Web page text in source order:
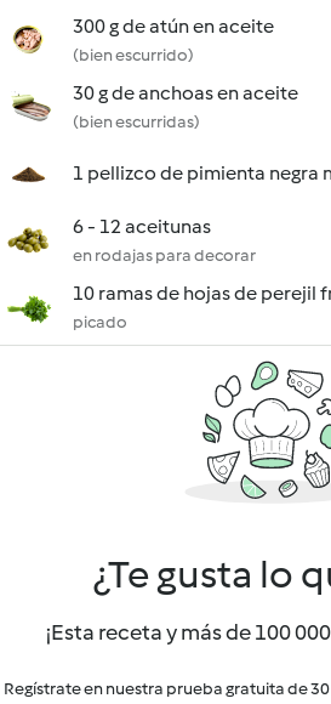
300 g de atún en aceite
(bien escurrido)
30 g de anchoas en aceite
(bien escurridas)
1 pellizco de pimienta negra
6 - 12 aceitunas
en rodajas para decorar
10 ramas de hojas de perejil
picado
¿Te gusta lo
¡Esta receta y más de 100
Regístrate en nuestra prueba gratuita de